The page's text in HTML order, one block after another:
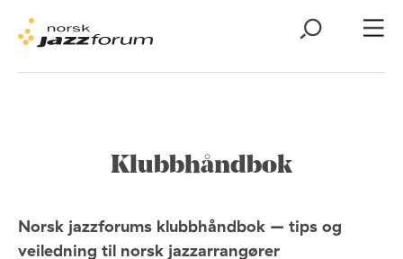
Klubbhåndbok
Norsk jazzforums klubbhåndbok – tips og
veiledning til norsk jazzarrangører